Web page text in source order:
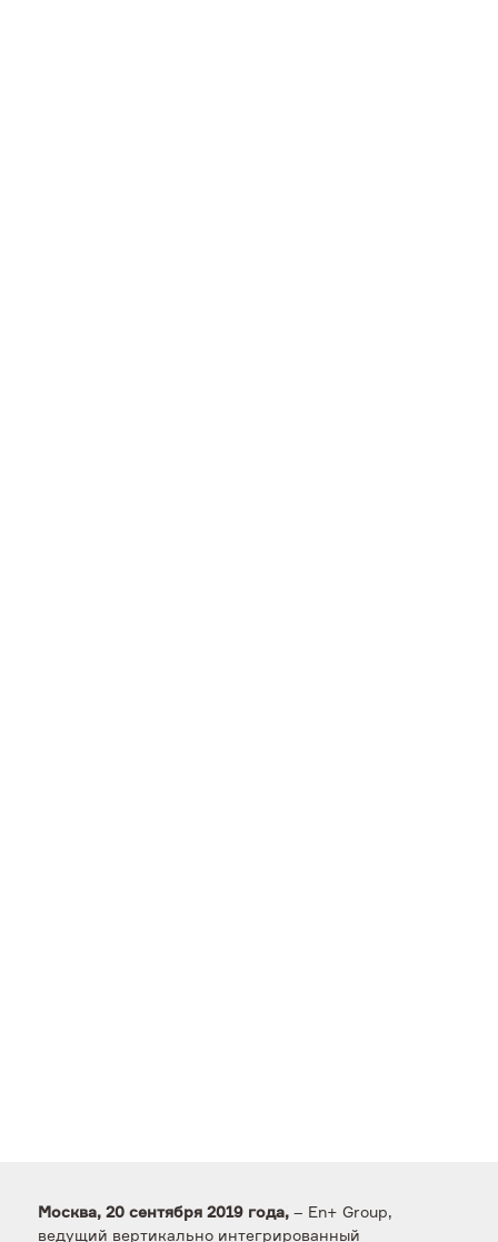
Москва, 20 сентября 2019 года, – En+ Group,
ведущий вертикально интегрированный